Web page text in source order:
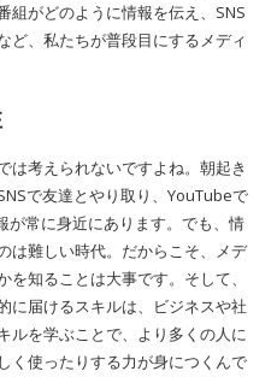
組がどのように情報を伝え、SNS
ど、私たちが普段目にするメディ
は考えられないですよね。朝起き
で友達とやり取り、YouTubeで
常に身近にあります。でも、情
は難しい時代。だからこそ、メデ
知ることは大事です。そして、
に届けるスキルは、ビジネスや社
ルを学ぶことで、より多くの人に
く使ったりする力が身につくんで